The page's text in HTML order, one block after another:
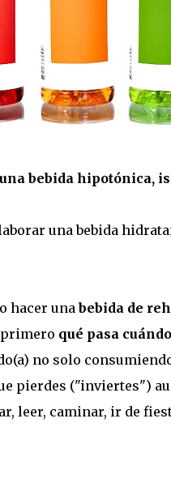
bebida hipotónica,
una bebida
hacer unabebida de
qué pasa
no solo
pierdes ("inviertes")
leer, caminar, ir de